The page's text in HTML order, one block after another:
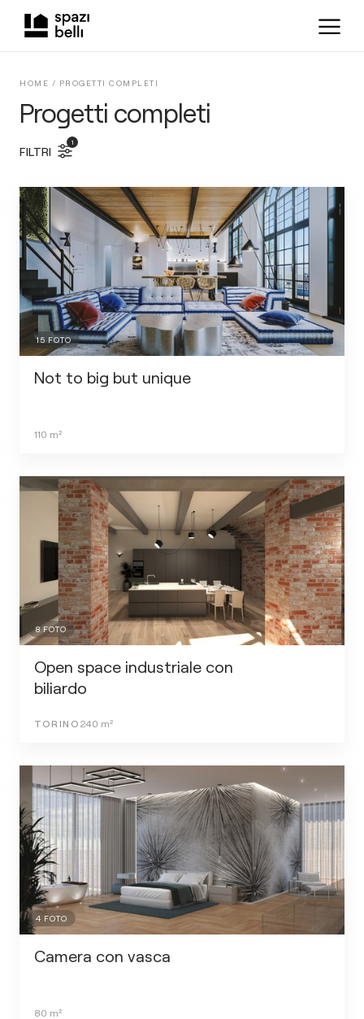
Progetti completi
HOME / PROGETTI COMPLETI
FILTRI
1
15 FOTO
Not to big but unique
110 m²
8FOTO
Open space industriale con
biliardo
TORINO 240 m²
4 FOTO
Camera con vasca
80 m²